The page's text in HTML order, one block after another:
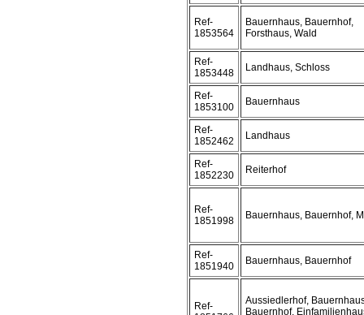
Ref-
1853564
Bauernhaus, Bauernhof,
Forsthaus, Wald
Ref-
1853448
Landhaus, Schloss
Ref-
1853100
Bauernhaus
Ref-
1852462
Landhaus
Ref-
1852230
Reiterhof
Ref-
1851998
Bauernhaus, Bauernhof,
Ref-
1851940
Bauernhaus, Bauernhof
Ref-
Aussiedlerhof,
Bauernhof,